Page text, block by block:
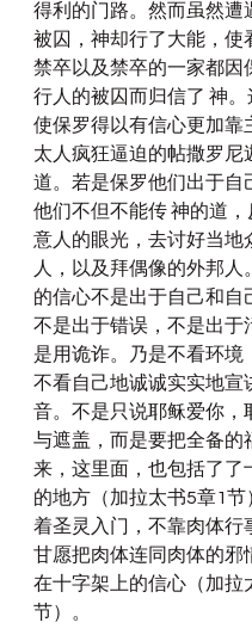
得利的门路。然而虽然遭
被囚，神却行了大能，使
禁卒以及禁卒的一家都因
行人的被囚而归信了 神
使保罗得以有信心更加靠
太人疯狂逼迫的帖撒罗尼
道。若是保罗他们出于自
他们不但不能传 神的道，
意人的眼光，去讨好当地
人，以及拜偶像的外邦人
的信心不是出于自己和自
不是出于错误，不是出于
是用诡诈。乃是不看环境
不看自己地诚诚实实地宣
音。不是只说耶稣爱你，
与遮盖，而是要把全备的
来，这里面，也包括了了
的地方（加拉太书5章1节
着圣灵入门，不靠肉体行
甘愿把肉体连同肉体的邪
在十字架上的信心（加拉
节）。